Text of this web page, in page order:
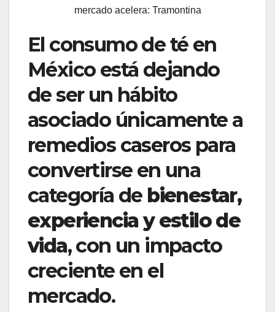
mercado acelera: Tramontina
El consumo de té en
México está dejando
de ser un hábito
asociado únicamente a
remedios caseros para
convertirse en una
categoría de bienestar,
experiencia y estilo de
vida, con un impacto
creciente en el
mercado.